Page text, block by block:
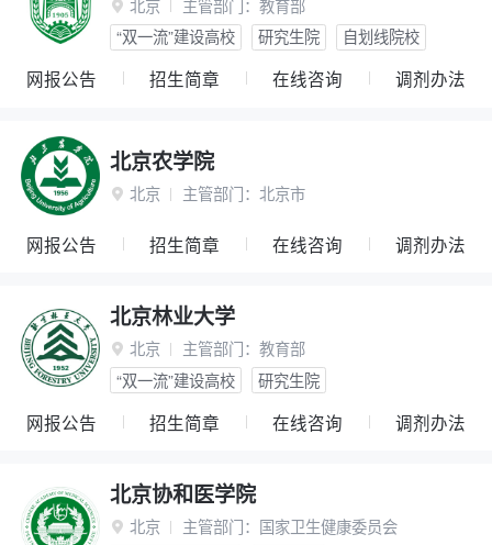
 北京 主管部门： 教育部
“双一流”建设高校
研究生院 自划线院校
网报公告 招生简章 在线咨询 调剂办法
北京农学院
 北京 主管部门： 北京市
网报公告 招生简章 在线咨询 调剂办法
北京林业大学
 北京 主管部门： 教育部
“双一流”建设高校
研究生院
网报公告 招生简章 在线咨询 调剂办法
北京协和医学院
 北京 主管部门： 国家卫生健康委员会